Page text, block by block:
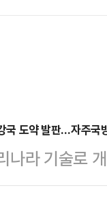
도약 발판…자주국
나라 기술로
"KF-21의 성